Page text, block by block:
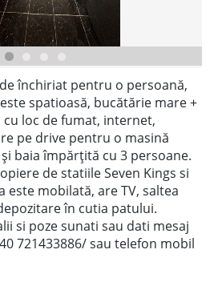
închiriat pentru o persoană,
spatioasă, bucătărie mare +
loc de fumat, internet,
pe drive pentru o masină
baia împărțită cu 3 persoane.
de statiile Seven Kings si
este mobilată, are TV, saltea
în cutia patului.
si poze sunati sau dati mesaj
721433886/ sau telefon mobil